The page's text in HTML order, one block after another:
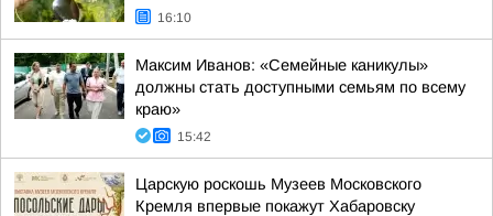
16:10
Максим Иванов: «Семейные каникулы»
должны стать доступными семьям по всему
краю»
15:42
Царскую роскошь Музеев Московского
Кремля впервые покажут Хабаровску